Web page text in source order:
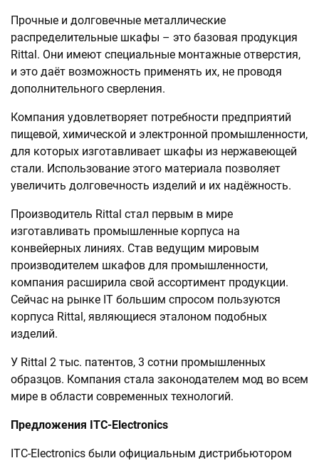
Прочные и долговечные металлические
распределительные шкафы – это базовая продукция
Rittal. Они имеют специальные монтажные отверстия,
и это даёт возможность применять их, не проводя
дополнительного сверления.
Компания удовлетворяет потребности предприятий
пищевой, химической и электронной промышленности,
для которых изготавливает шкафы из нержавеющей
стали. Использование этого материала позволяет
увеличить долговечность изделий и их надёжность.
Производитель Rittal стал первым в мире
изготавливать промышленные корпуса на
конвейерных линиях. Став ведущим мировым
производителем шкафов для промышленности,
компания расширила свой ассортимент продукции.
Сейчас на рынке IT большим спросом пользуются
корпуса Rittal, являющиеся эталоном подобных
изделий.
У Rittal 2 тыс. патентов, 3 сотни промышленных
образцов. Компания стала законодателем мод во всем
мире в области современных технологий.
Предложения ITC-Electronics
ITC-Electronics были официальным дистрибьютором